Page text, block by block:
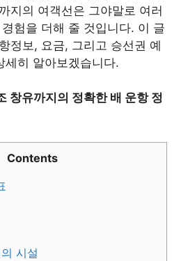
지의 여객선은 그야말로 여러
험을 더해 줄 것입니다. 이 글
정보, 요금, 그리고 승선권 예
세히 알아보겠습니다.
창유까지의 정확한 배 운항 정
Contents
시설